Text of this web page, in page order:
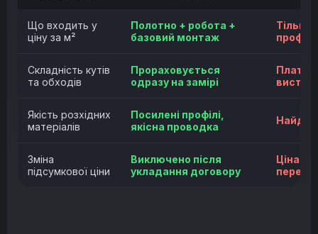
Що входить у
ціну за м²
Полотно + робота +
базовий монтаж
Тільки
Складність кутів
та обходів
Прораховується
одразу на замірі
Плата
Якість розхідних
матеріалів
Посилені профілі,
якісна проводка
Зміна
підсумкової ціни
Виключено після
укладання договору
Ціна
перед